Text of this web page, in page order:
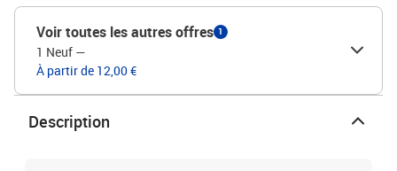
Voir toutes les autres offres 1
1 Neuf —
À partir de 12,00 €
Description